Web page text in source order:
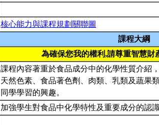
核心能力與課程規劃關聯圖
課程大綱
為確保您我的權利,請尊重智慧財
課程內容著重於食品成分中的化學性質介紹
天然色素、食品著色劑、肉類、乳類及蔬果
同學學習的興趣。
加強學生對食品中化學特性及重要成分的認